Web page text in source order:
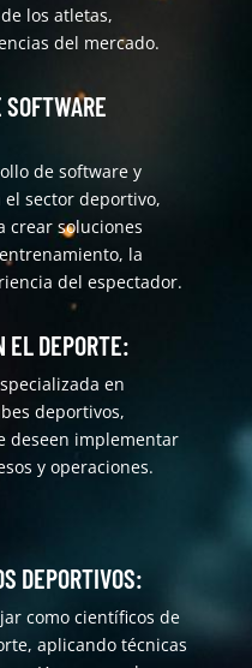
los atletas,
del mercado.
SOFTWARE
de software y
el sector deportivo,
crear soluciones
la
del espectador.
EL DEPORTE:
en
deportivos,
deseen implementar
y operaciones.
DEPORTIVOS:
como científicos de
aplicando técnicas